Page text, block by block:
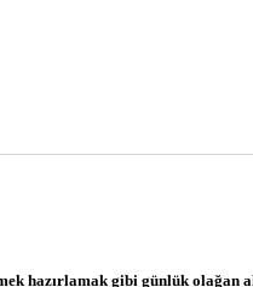
hazırlamak gibi günlük olağan